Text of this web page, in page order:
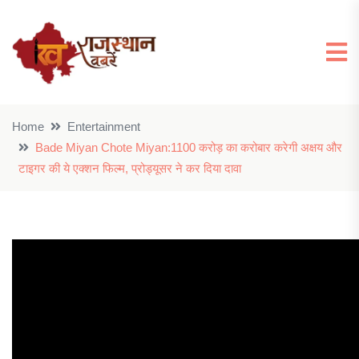
Home
Entertainment
Bade Miyan Chote Miyan:1100 करोड़ का करोबार करेगी अक्षय और
टाइगर की ये एक्शन फिल्म, प्रोड्यूसर ने कर दिया दावा